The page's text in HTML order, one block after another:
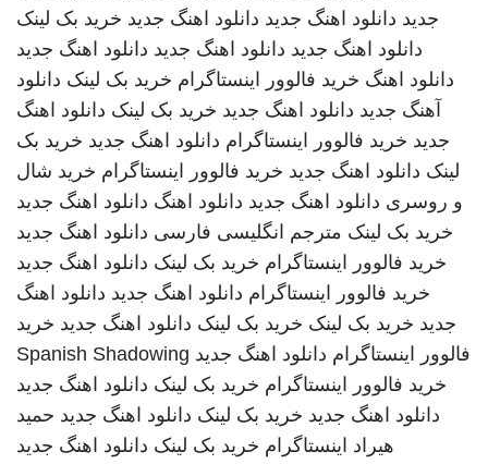
جدید دانلود اهنگ جدید دانلود اهنگ جدید خرید بک لینک
دانلود اهنگ جدید دانلود اهنگ جدید دانلود اهنگ جدید
دانلود اهنگ خرید فالوور اینستاگرام خرید بک لینک دانلود
آهنگ جدید دانلود اهنگ جدید خرید بک لینک دانلود اهنگ
جدید خرید فالوور اینستاگرام دانلود اهنگ جدید خرید بک
لینک دانلود اهنگ جدید خرید فالوور اینستاگرام خرید شال
و روسری دانلود اهنگ جدید دانلود اهنگ دانلود اهنگ جدید
خرید بک لینک مترجم انگلیسی فارسی دانلود اهنگ جدید
خرید فالوور اینستاگرام خرید بک لینک دانلود اهنگ جدید
خرید فالوور اینستاگرام دانلود اهنگ جدید دانلود اهنگ
جدید خرید بک لینک خرید بک لینک دانلود اهنگ جدید خرید
فالوور اینستاگرام دانلود اهنگ جدید Spanish Shadowing
خرید فالوور اینستاگرام خرید بک لینک دانلود اهنگ جدید
دانلود اهنگ جدید خرید بک لینک دانلود اهنگ جدید حمید
هیراد اینستاگرام خرید بک لینک دانلود اهنگ جدید